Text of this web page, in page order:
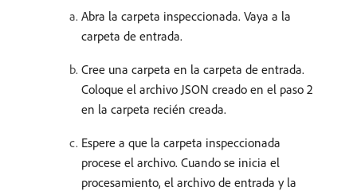
Abra la carpeta inspeccionada. Vaya a la
carpeta de entrada.
Cree una carpeta en la carpeta de entrada.
Coloque el archivo JSON creado en el paso 2
en la carpeta recién creada.
Espere a que la carpeta inspeccionada
procese el archivo. Cuando se inicia el
procesamiento, el archivo de entrada y la